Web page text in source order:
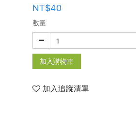
NT$40
數量
加入購物車
加入追蹤清單